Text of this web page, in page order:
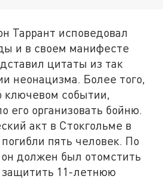
Таррант исповедовал
и в своем манифесте
цитаты из так
неонацизма. Более того,
ключевом событии,
его организовать бойню.
акт в Стокгольме в
пять человек. По
должен был отомстить
защитить 11-летнюю